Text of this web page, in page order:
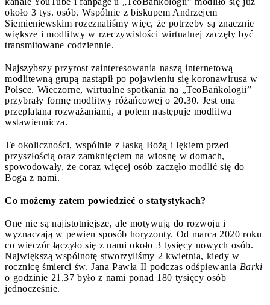
około 3 tys. osób. Wspólnie z biskupem Andrzejem
Siemieniewskim rozeznaliśmy więc, że potrzeby są znacznie
większe i modlitwy w rzeczywistości wirtualnej zaczęły być
transmitowane codziennie.
Najszybszy przyrost zainteresowania naszą internetową
modlitewną grupą nastąpił po pojawieniu się koronawirusa w
Polsce. Wieczorne, wirtualne spotkania na „TeoBańkologii”
przybrały formę modlitwy różańcowej o 20.30. Jest ona
przeplatana rozważaniami, a potem następuje modlitwa
wstawiennicza.
Te okoliczności, wspólnie z łaską Bożą i lękiem przed
przyszłością oraz zamknięciem na wiosnę w domach,
spowodowały, że coraz więcej osób zaczęło modlić się do
Boga z nami.
Co możemy zatem powiedzieć o statystykach?
One nie są najistotniejsze, ale motywują do rozwoju i
wyznaczają w pewien sposób horyzonty. Od marca 2020 roku
co wieczór łączyło się z nami około 3 tysięcy nowych osób.
Największą wspólnotę stworzyliśmy 2 kwietnia, kiedy w
rocznicę śmierci św. Jana Pawła II podczas odśpiewania Barki
o godzinie 21.37 było z nami ponad 180 tysięcy osób
jednocześnie.